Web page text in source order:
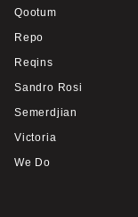
Qootum
Repo
Reqins
Sandro Rosi
Semerdjian
Victoria
We Do